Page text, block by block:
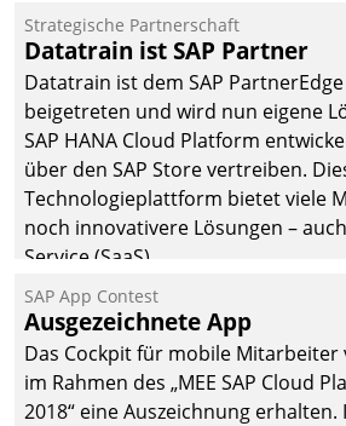
Jahresbeginn eine
Überblick, Einsicht und
Eingriff bietende Lösung.
Zur Entwicklung setzte
man auf
Cloudtechnologie,
bewährte und Startup-
Partner sowie erstmals
agile Projektmethoden.
Strategische Partnerschaft
Datatrain ist SAP Partner
Datatrain ist dem SAP
beigetreten und wird nun eigene
SAP HANA Cloud Platform
über den SAP Store vertreiben.
Technologieplattform bietet viele
noch innovativere Lösungen –
Service (SaaS).
SAP App Contest
Ausgezeichnete App
Das Cockpit für mobile
im Rahmen des „MEE SAP Cloud
2018“ eine Auszeichnung